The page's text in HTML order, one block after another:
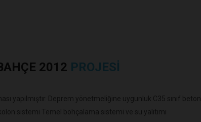
2012 PROJESI
yapılmıştır. Deprem yönetmeliğine uygunluk C35 sınıf beton
sistemi Temel bohçalama sistemi ve su yalıtımı